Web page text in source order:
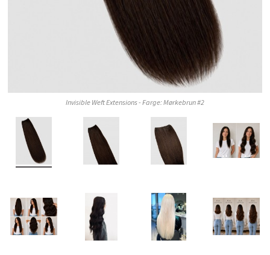
Invisible Weft Extensions - Farge: Mørkebrun #2